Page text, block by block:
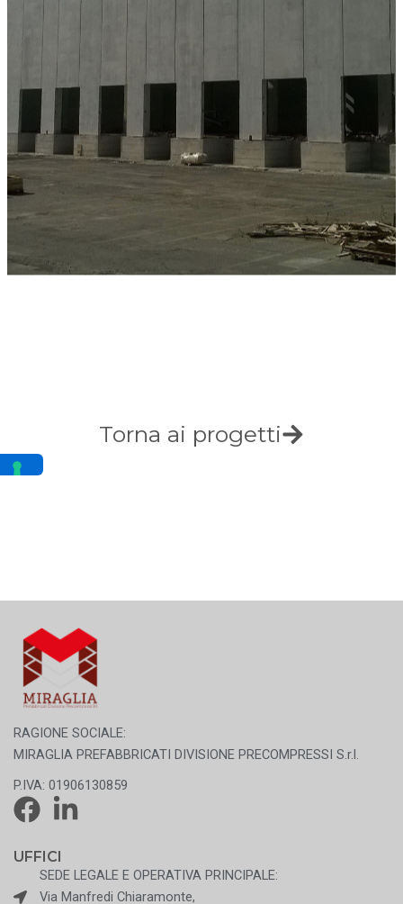
Torna ai progetti
RAGIONE SOCIALE:
MIRAGLIA PREFABBRICATI DIVISIONE PRECOMPRESSI S.r.l.
P.IVA: 01906130859
UFFICI
SEDE LEGALE E OPERATIVA PRINCIPALE:
Via Manfredi Chiaramonte,